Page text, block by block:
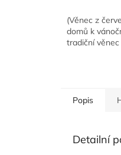
(Věnec z
domů k
tradiční věnec
Popis
Detailní